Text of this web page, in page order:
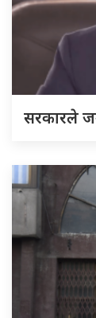
सरकारले